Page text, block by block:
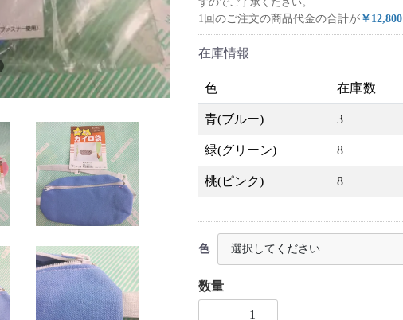
すのでご了承ください。
1回のご注文の商品代金の合計が ￥12,800
在庫情報
色 在庫数
青(ブルー) 3
緑(グリーン) 8
桃(ピンク) 8
色
数量